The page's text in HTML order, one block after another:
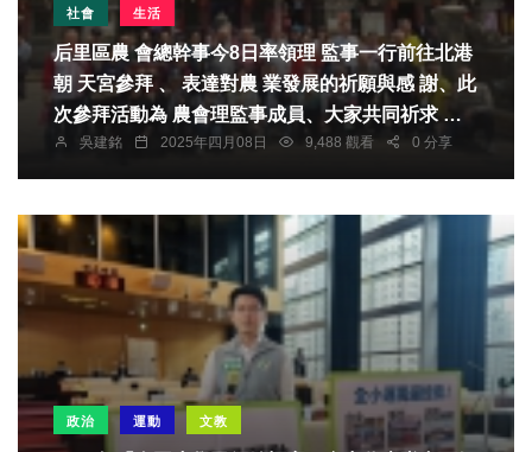
社會 生活
后里區農 會總幹事今8日率領理 監事一行前往北港
朝 天宮參拜 、 表達對農 業發展的祈願與感 謝、此
次參拜活動為 農會理監事成員、大家共同祈求 農
業興旺、風調兩 順 、為后里區的農民 帶來更好的
收成。
吳建銘 2025年四月08日 9,488 觀看 0 分享
政治 運動 文教